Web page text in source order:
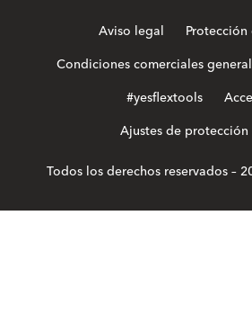
Aviso legal
Condiciones comerciales
#yesflextools
Ajustes de
Todos los derechos reservados –